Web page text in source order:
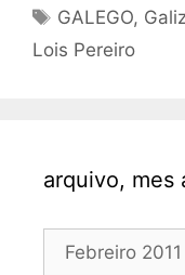
Etiquetas
GALEGO,
Lois Pereiro
arquivo, mes
arquivo,